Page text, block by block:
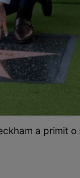
a primit